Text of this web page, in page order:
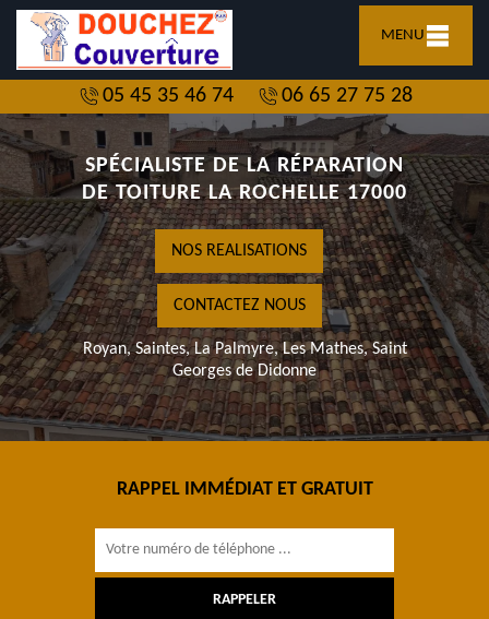
MENU
05 45 35 46 74 06 65 27 75 28
SPÉCIALISTE DE LA RÉPARATION
DE TOITURE LA ROCHELLE 17000
NOS REALISATIONS
CONTACTEZ NOUS
Royan, Saintes, La Palmyre, Les Mathes, Saint
Georges de Didonne
RAPPEL IMMÉDIAT ET GRATUIT